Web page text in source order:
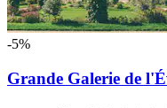
-5%
Grande Galerie de